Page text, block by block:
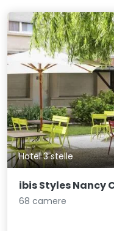
Hotel 3 stelle
ibis Styles Nancy
68 camere